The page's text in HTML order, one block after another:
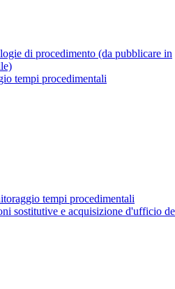
di procedimento (da pubblicare in
tempi procedimentali
tempi procedimentali
sostitutive e acquisizione d'ufficio